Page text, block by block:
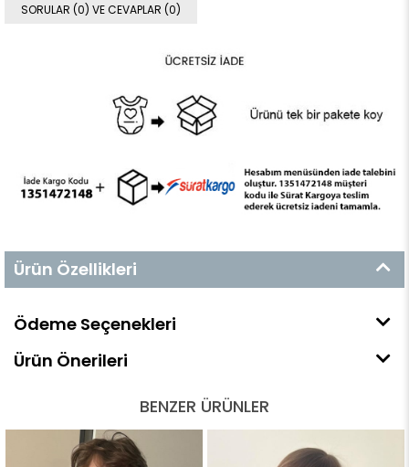
SORULAR (0) VE CEVAPLAR (0)
Ürün Özellikleri
Ödeme Seçenekleri
Ürün Önerileri
BENZER ÜRÜNLER